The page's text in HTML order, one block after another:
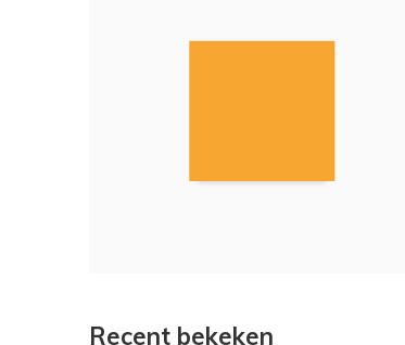
Recent bekeken